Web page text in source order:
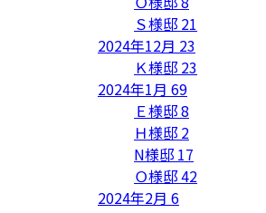
Ｓ様邸 21
2024年12月 23
Ｋ様邸 23
2024年1月 69
Ｅ様邸8
Ｈ様邸 2
N様邸 17
Ｏ様邸42
2024年2月 6